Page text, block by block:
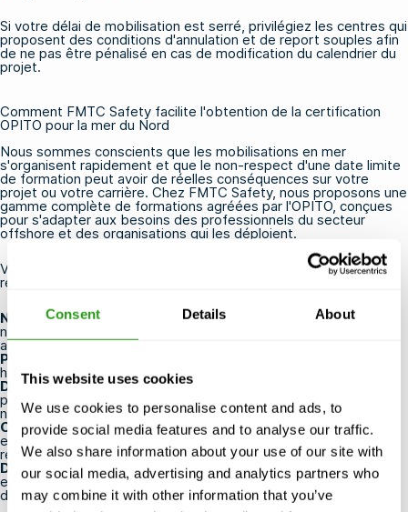
Consent Details About
This website uses cookies
We use cookies to personalise content and ads, to
provide social media features and to analyse our traffic.
We also share information about your use of our site with
our social media, advertising and analytics partners who
may combine it with other information that you’ve
Si votre délai de mobilisation est serré, privilégiez les centres qui
proposent des conditions d'annulation et de report souples afin
de ne pas être pénalisé en cas de modification du calendrier du
projet.
Comment FMTC Safety facilite l'obtention de la certification
OPITO pour la mer du Nord
Nous sommes conscients que les mobilisations en mer
s'organisent rapidement et que le non-respect d'une date limite
de formation peut avoir de réelles conséquences sur votre
projet ou votre carrière. Chez FMTC Safety, nous proposons une
gamme complète de formations agréées par l'OPITO, conçues
pour s'adapter aux besoins des professionnels du secteur
offshore et des organisations qui les déploient.
Voici pourquoi nous sommes le choix le plus judicieux pour
répondre à vos besoins en matière d'OPITO :
Nous garantissons la tenue des cours même avec un petit
nombre de participants, afin que votre formation ne soit jamais
annulée à la dernière minute
Possibilité d'annuler ou de reporter
heures avant le début du cours
Des centres de formation stratégiquement situés
proximité d'aéroports, de ports et de grands pôles industriels,
notamment notre site aux Pays-Bas
Options de formation en ligne OPITO pour effectuer
efficacement la préparation préalable au cours avant de se
rendre sur place
Des formateurs expérimentésayant une véritable
expérience en mer, ce qui rend la formation pratique et
directement applicable